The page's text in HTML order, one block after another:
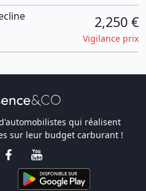
2,250 €
Vigilance prix
qui réalisent
sur leur budget carburant !